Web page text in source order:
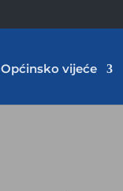
Općinsko vijeće